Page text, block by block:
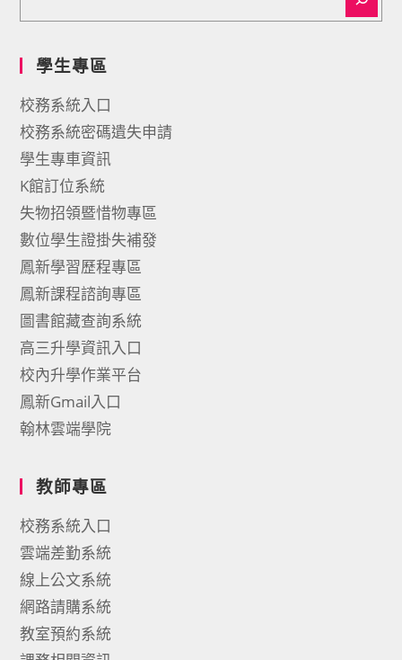
學生專區
校務系統入口
校務系統密碼遺失申請
學生專車資訊
K館訂位系統
失物招領暨惜物專區
數位學生證掛失補發
鳳新學習歷程專區
鳳新課程諮詢專區
圖書館藏查詢系統
高三升學資訊入口
校內升學作業平台
鳳新Gmail入口
翰林雲端學院
教師專區
校務系統入口
雲端差勤系統
線上公文系統
網路請購系統
教室預約系統